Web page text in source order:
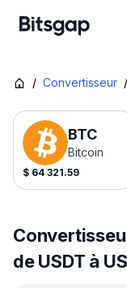
/ Convertisseur /
BTC
Bitcoin
$ 64 321.59
de USDT à